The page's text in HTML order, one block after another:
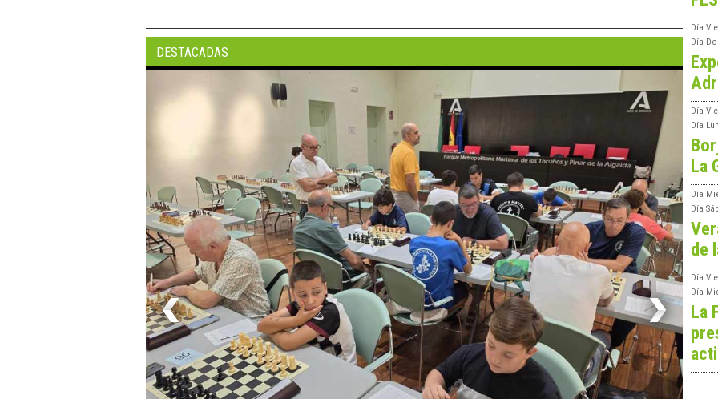
DESTACADAS
Día
Día
Día
Día
La
Día
Día
de
Día
Día
La